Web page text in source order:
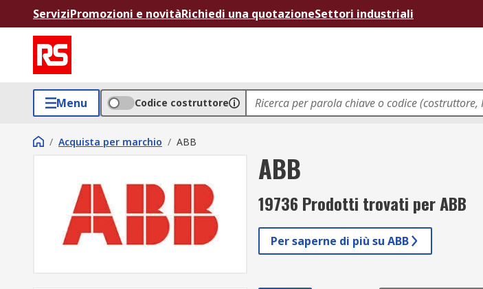
ServiziPromozioni e novitàRichiedi una quotazioneSettori industriali
Menu Codice costruttore
/ Acquista per marchio / ABB
ABB
19736 Prodotti trovati per ABB
Per saperne di più su ABB